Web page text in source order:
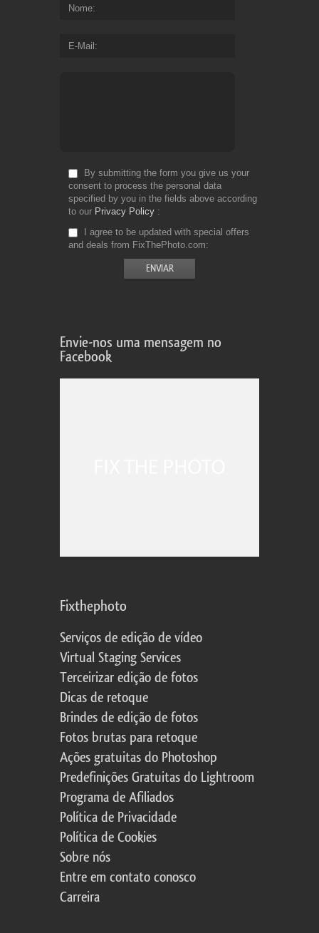
Nome
E-Mail
By submitting the form you give us your
consent to process the personal data
specified by you in the fields above according
to our Privacy Policy
I agree to be updated with special offers
and deals from FixThePhoto.com
Envie-nos uma mensagem no
Facebook
Fixthephoto
Serviços de edição de vídeo
Virtual Staging Services
Terceirizar edição de fotos
Dicas de retoque
Brindes de edição de fotos
Fotos brutas para retoque
Ações gratuitas do Photoshop
Predefinições Gratuitas do Lightroom
Programa de Afiliados
Política de Privacidade
Política de Cookies
Sobre nós
Entre em contato conosco
Carreira